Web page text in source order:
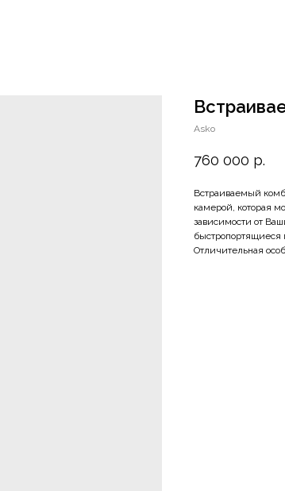
Asko
760 000 р.
Встраиваемый
камерой, которая
зависимости от
быстропортящиеся
Отличительная